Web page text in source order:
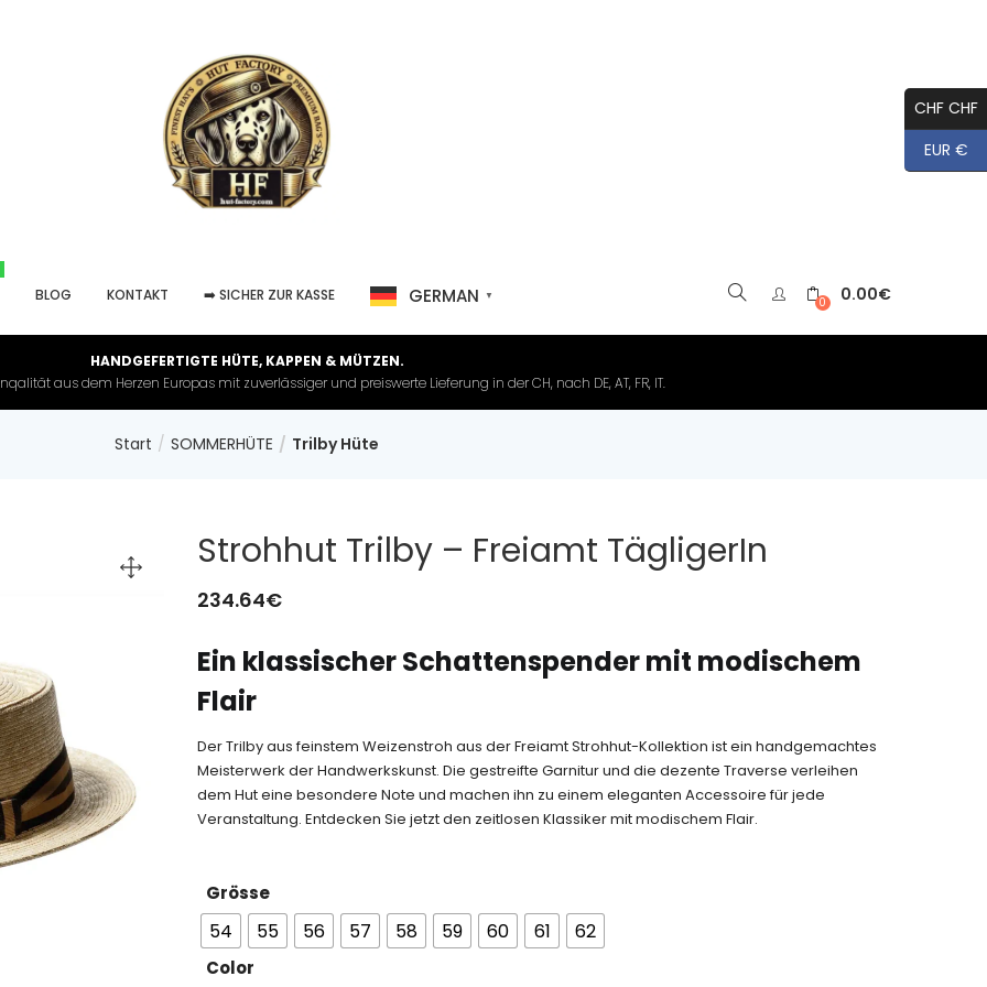
BLOG KONTAKT ➡️ SICHER ZUR KASSE GERMAN ▼ 0 0.00€
HANDGEFERTIGTE HÜTE, KAPPEN & MÜTZEN.
aus dem Herzen Europas mit zuverlässiger und preiswerte Lieferung in der CH, nach DE, AT, FR, IT.
Start SOMMERHÜTE Trilby Hüte
Strohhut Trilby – Freiamt TägligerIn
234.64€
Ein klassischer Schattenspender mit modischem
Flair
Der Trilby aus feinstem Weizenstroh aus der Freiamt Strohhut-Kollektion ist ein handgemachtes
Meisterwerk der Handwerkskunst. Die gestreifte Garnitur und die dezente Traverse verleihen
dem Hut eine besondere Note und machen ihn zu einem eleganten Accessoire für jede
Veranstaltung. Entdecken Sie jetzt den zeitlosen Klassiker mit modischem Flair.
Grösse
54 55 56 57 58 59 60 61 62
Color
CHF CHF
EUR €